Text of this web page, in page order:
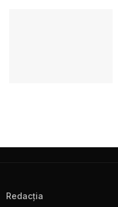
Redacţia